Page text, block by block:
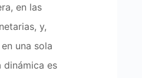
en las
y,
una sola
dinámica es